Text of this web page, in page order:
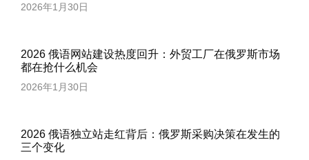
2026年1月30日
2026 俄语网站建设热度回升：外贸工厂在俄罗斯市场
都在抢什么机会
2026年1月30日
2026 俄语独立站走红背后：俄罗斯采购决策在发生的
三个变化